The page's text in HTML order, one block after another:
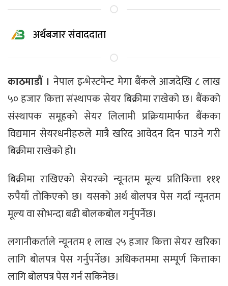
अर्थबजार संवाददाता
काठमाडौं ।नेपाल इन्भेस्टमेन्ट मेगा बैंकले आजदेखि ८ लाख
५० हजार कित्ता संस्थापक सेयर बिक्रीमा राखेको छ। बैंकको
संस्थापक समूहको सेयर लिलामी प्रक्रियामार्फत बैंकका
विद्यमान सेयरधनीहरुले मात्रै खरिद आवेदन दिन पाउने गरी
बिक्रीमा राखेको हो।
बिक्रीमा राखिएको सेयरको न्यूनतम मूल्य प्रतिकित्ता १११
रुपैयाँ तोकिएको छ। यसको अर्थ बोलपत्र पेस गर्दा न्यूनतम
मूल्य वा सोभन्दा बढी बोलकबोल गर्नुपर्नेछ।
लगानीकर्ताले न्यूनतम १ लाख २५ हजार कित्ता सेयर खरिका
लागि बोलपत्र पेस गर्नुपर्नेछ। अधिकतममा सम्पूर्ण कित्ताका
लागि बोलपत्र पेस गर्न सकिनेछ।